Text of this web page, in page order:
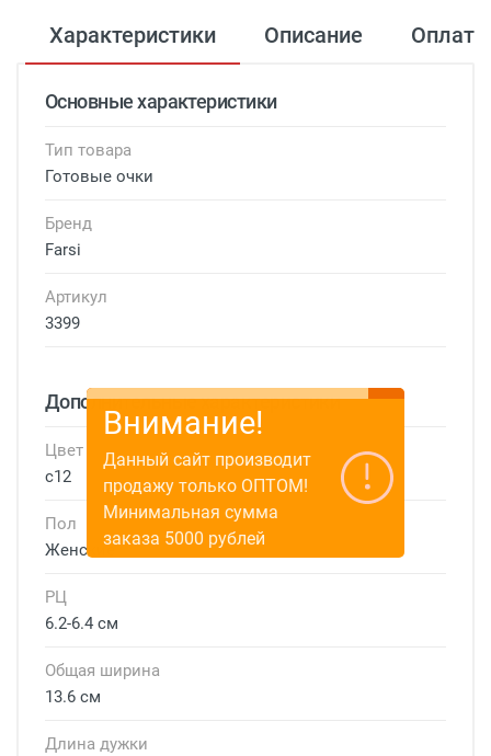
Характеристики Описание Оплата
Основные характеристики
Тип товара
Готовые очки
Бренд
Farsi
Артикул
3399
Дополнительные характеристики
Цвет
c12
Пол
Женские
РЦ
6.2-6.4 см
Общая ширина
13.6 см
Длина дужки
Внимание!
Данный сайт производит
продажу только ОПТОМ!
Минимальная сумма
заказа 5000 рублей